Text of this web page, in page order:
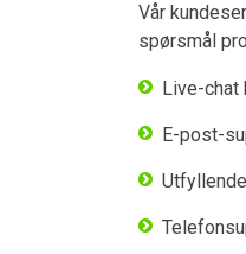
Vår
spørsmål
Live-chat
E-post-